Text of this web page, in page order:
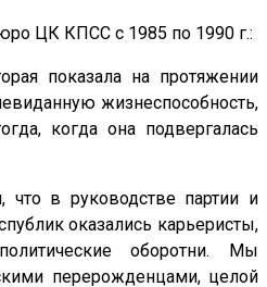
ЦК КПСС с 1985 по 1990 г.:
показала на протяжении
жизнеспособность,
когда она подвергалась
в руководстве партии и
оказались карьеристы,
политические оборотни. Мы
перерожденцами, целой